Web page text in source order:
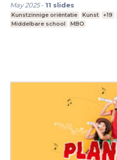
May 2025- 11 slides
Kunstzinnige oriëntatie Kunst +19
Middelbare school
MBO